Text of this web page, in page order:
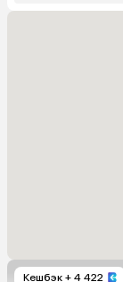
Кешбэк + 4 422